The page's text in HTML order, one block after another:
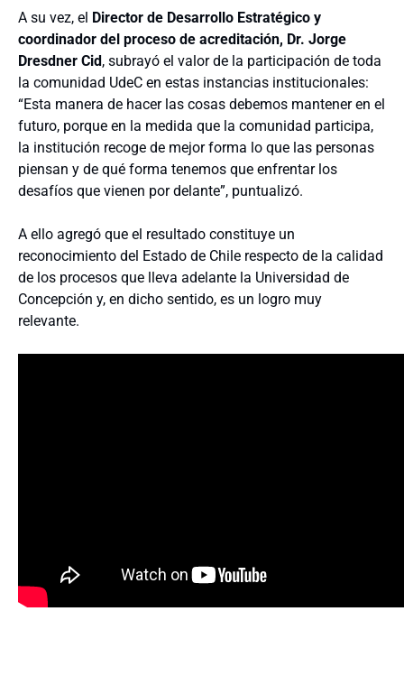
A su vez, el Director de Desarrollo Estratégico y
coordinador del proceso de acreditación, Dr. Jorge
Dresdner Cid, subrayó el valor de la participación de toda
la comunidad UdeC en estas instancias institucionales:
“Esta manera de hacer las cosas debemos mantener en el
futuro, porque en la medida que la comunidad participa,
la institución recoge de mejor forma lo que las personas
piensan y de qué forma tenemos que enfrentar los
desafíos que vienen por delante”, puntualizó.
A ello agregó que el resultado constituye un
reconocimiento del Estado de Chile respecto de la calidad
de los procesos que lleva adelante la Universidad de
Concepción y, en dicho sentido, es un logro muy
relevante.